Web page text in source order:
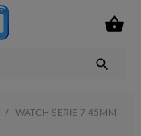


WATCH SERIE 7 45MM